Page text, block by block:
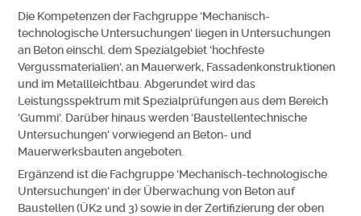
Die Kompetenzen der Fachgruppe ‘Mechanisch-
technologische Untersuchungen‘ liegen in Untersuchungen
an Beton einschl. dem Spezialgebiet ‘hochfeste
Vergussmaterialien‘, an Mauerwerk, Fassadenkonstruktionen
und im Metallleichtbau. Abgerundet wird das
Leistungsspektrum mit Spezialprüfungen aus dem Bereich
‘Gummi‘. Darüber hinaus werden ‘Baustellentechnische
Untersuchungen‘ vorwiegend an Beton- und
Mauerwerksbauten angeboten.
Ergänzend ist die Fachgruppe ‘Mechanisch-technologische
Untersuchungen‘ in der Überwachung von Beton auf
Baustellen (ÜK2 und 3) sowie in der Zertifizierung der oben